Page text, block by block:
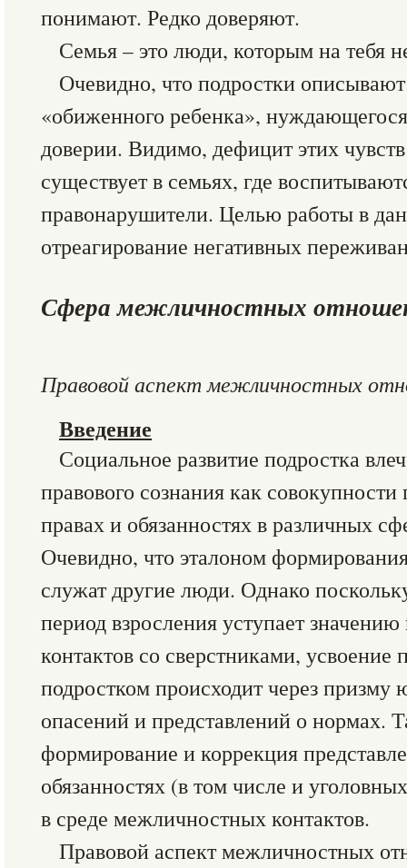
понимают. Редко доверяют.
Семья – это люди, которым на тебя
Очевидно, что подростки
«обиженного ребенка»,
доверии. Видимо, дефицит этих
существует в семьях, где
правонарушители. Целью работы в
отреагирование негативных
Сфера межличностных
Правовой аспект межличностных
Введение
Социальное развитие подростка
правового сознания как совокупности
правах и обязанностях в различных
Очевидно, что эталоном
служат другие люди. Однако
период взросления уступает
контактов со сверстниками, усвоение
подростком происходит через
опасений и представлений о нормах.
формирование и коррекция
обязанностях (в том числе и
в среде межличностных контактов.
Правовой аспект межличностных